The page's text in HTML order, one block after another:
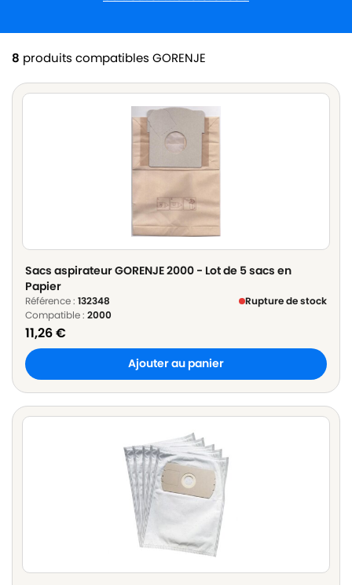
8 produits compatibles GORENJE
Sacs aspirateur GORENJE 2000 - Lot de 5 sacs en
Papier
Référence : 132348
Rupture de stock
Compatible : 2000
11,26€
Ajouter au panier